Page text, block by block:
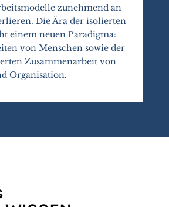
zunehmend an
Die Ära der isolierten
einem neuen Paradigma:
von Menschen sowie der
Zusammenarbeit von
Organisation.